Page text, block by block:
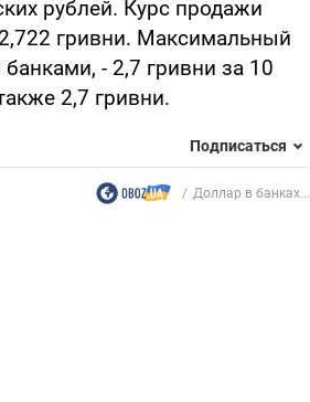
рублей. Курс продажи
гривни. Максимальный
- 2,7 гривни за 10
2,7 гривни.
Подписаться
Доллар в банках...